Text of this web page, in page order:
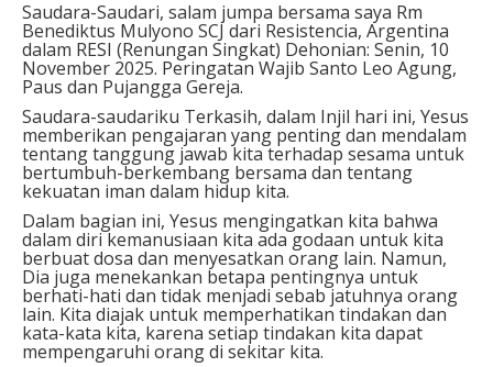
Saudara-Saudari, salam jumpa bersama saya Rm
Benediktus Mulyono SCJ dari Resistencia, Argentina
dalam RESI (Renungan Singkat) Dehonian: Senin, 10
November 2025. Peringatan Wajib Santo Leo Agung,
Paus dan Pujangga Gereja.
Saudara-saudariku Terkasih, dalam Injil hari ini, Yesus
memberikan pengajaran yang penting dan mendalam
tentang tanggung jawab kita terhadap sesama untuk
bertumbuh-berkembang bersama dan tentang
kekuatan iman dalam hidup kita.
Dalam bagian ini, Yesus mengingatkan kita bahwa
dalam diri kemanusiaan kita ada godaan untuk kita
berbuat dosa dan menyesatkan orang lain. Namun,
Dia juga menekankan betapa pentingnya untuk
berhati-hati dan tidak menjadi sebab jatuhnya orang
lain. Kita diajak untuk memperhatikan tindakan dan
kata-kata kita, karena setiap tindakan kita dapat
mempengaruhi orang di sekitar kita.